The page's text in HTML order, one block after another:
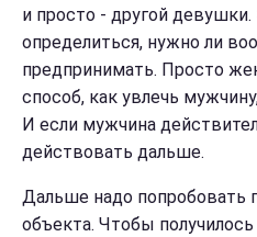
и просто - другой девушки.
определиться, нужно ли
предпринимать. Просто
способ, как увлечь
И если мужчина
действовать дальше.
Дальше надо попробовать
объекта. Чтобы